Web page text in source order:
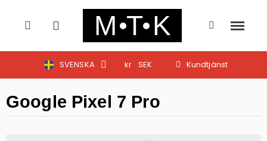
SVENSKA kr SEK Kundtjänst
Google Pixel 7 Pro